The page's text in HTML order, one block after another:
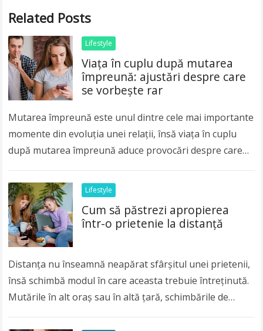
Related Posts
Lifestyle
Viața în cuplu după mutarea
împreună: ajustări despre care
se vorbește rar
Mutarea împreună este unul dintre cele mai importante
momente din evoluția unei relații, însă viața în cuplu
după mutarea împreună aduce provocări despre care
Lifestyle
Cum să păstrezi apropierea
într-o prietenie la distanță
Distanța nu înseamnă neapărat sfârșitul unei prietenii,
însă schimbă modul în care aceasta trebuie întreținută.
Mutările în alt oraș sau în altă țară, schimbările de